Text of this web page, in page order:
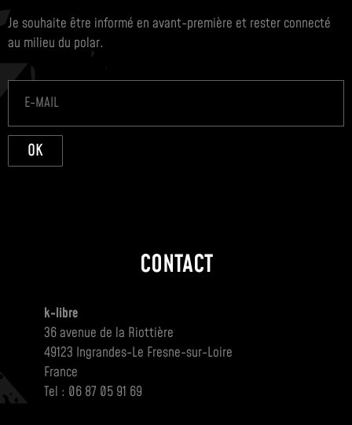
Je souhaite être informé en avant-première et rester connecté
au milieu du polar.
OK
CONTACT
k-libre
36 avenue de la Riottière
49123 Ingrandes-Le Fresne-sur-Loire
France
Tel : 06 87 05 91 69